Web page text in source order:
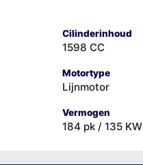
Cilinderinhoud
1598 CC
Motortype
Lijnmotor
Vermogen
184 pk / 135 KW